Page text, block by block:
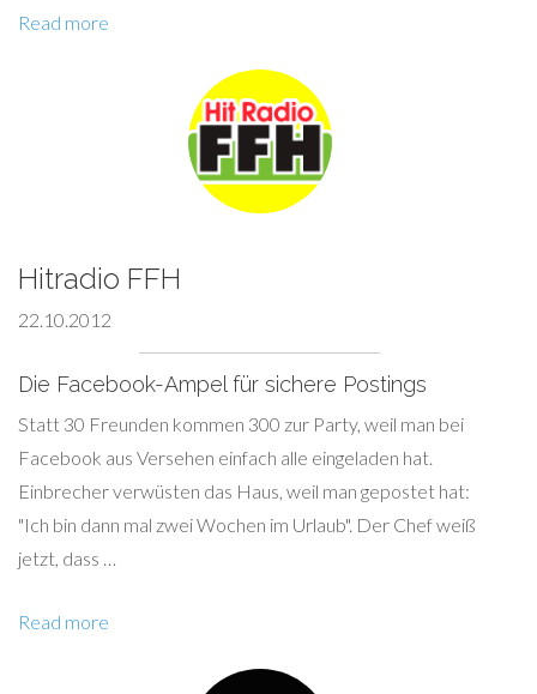
Read more
Hitradio FFH
22.10.2012
Die Facebook-Ampel für sichere Postings
Statt 30 Freunden kommen 300 zur Party, weil man bei
Facebook aus Versehen einfach alle eingeladen hat.
Einbrecher verwüsten das Haus, weil man gepostet hat:
"Ich bin dann mal zwei Wochen im Urlaub". Der Chef weiß
jetzt, dass …
Read more